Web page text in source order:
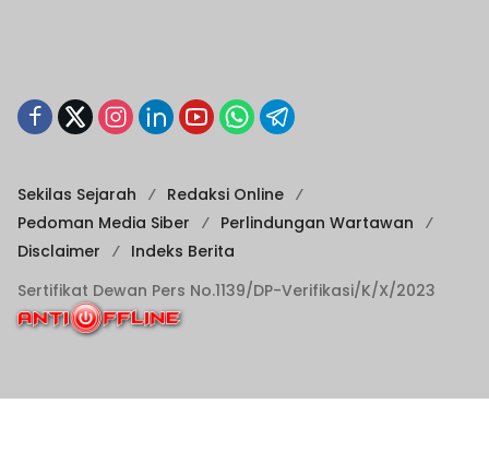
Sekilas Sejarah
Redaksi Online
Pedoman Media Siber
Perlindungan Wartawan
Disclaimer
Indeks Berita
Sertifikat Dewan Pers No.1139/DP-Verifikasi/K/X/2023